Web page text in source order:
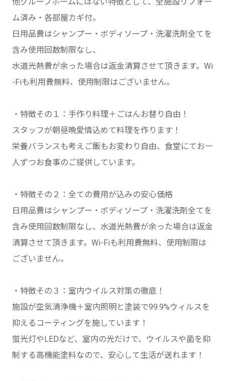
ム済み・各部屋カギ付。
日用品費はシャンプー・ボディソープ・洗濯洗剤全てを
含み使用回数制限なし、
水道光熱費が余った場合は返金清算させて頂きます。Wi
-Fiも利用費無料、使用制限はございません。
・特徴その１：手作り料理＋ごはんお替り自由！
スタッフが朝昼晩愛情込めて料理を作ります！
栄養バランスも考えご飯もお変わり自由、食堂にてお一
人ずつお食事のご提供しています。
・特徴その２：全ての費用が込みの安心価格
日用品費はシャンプー・ボディソープ・洗濯洗剤全てを
含み使用回数制限なし、水道光熱費が余った場合は返金
清算させて頂きます。Wi-Fiも利用費無料、使用制限は
ございません。
・特徴その３：室内ウイルス対策の徹底！
施設が空気清浄機＋室内照明と塗装で99.9%ウィルスを
抑えるコーティングを施しています！
蛍光灯やLEDなど、室内の光だけで、ウイルスや菌を抑
制する高機能塗料なので、安心して生活が送れます！